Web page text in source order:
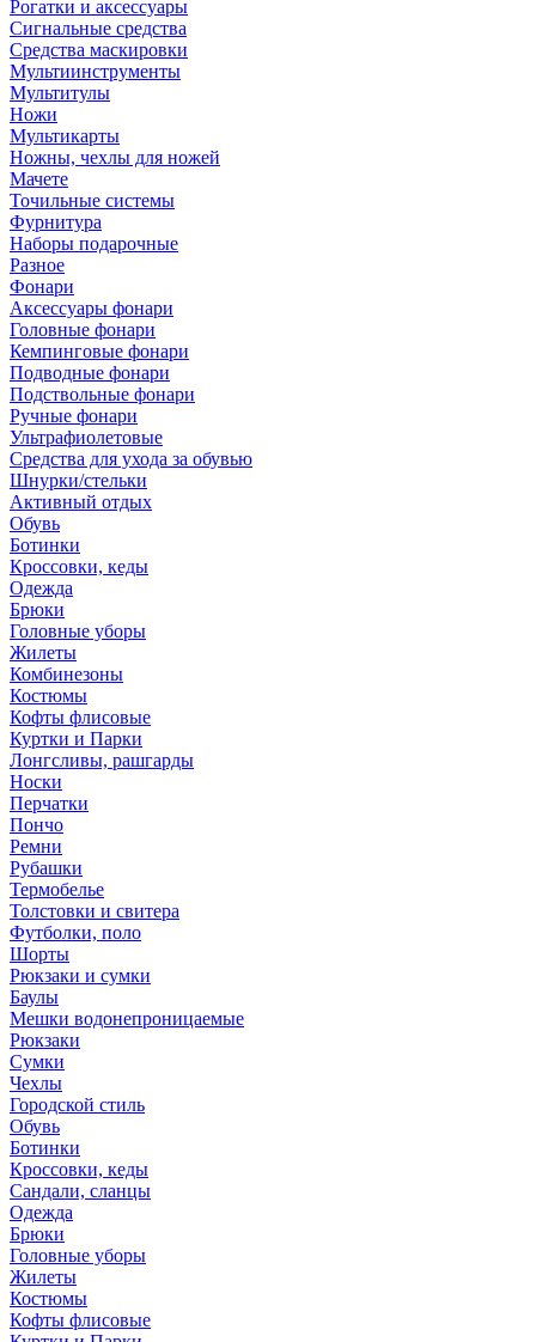
Рогатки и аксессуары
Сигнальные средства
Средства маскировки
Мультиинструменты
Мультитулы
Ножи
Мультикарты
Ножны, чехлы для ножей
Мачете
Точильные системы
Фурнитура
Наборы подарочные
Разное
Фонари
Аксессуары фонари
Головные фонари
Кемпинговые фонари
Подводные фонари
Подствольные фонари
Ручные фонари
Ультрафиолетовые
Средства для ухода за обувью
Шнурки/стельки
Активный отдых
Обувь
Ботинки
Кроссовки, кеды
Одежда
Брюки
Головные уборы
Жилеты
Комбинезоны
Костюмы
Кофты флисовые
Куртки и Парки
Лонгсливы, рашгарды
Носки
Перчатки
Пончо
Ремни
Рубашки
Термобелье
Толстовки и свитера
Футболки, поло
Шорты
Рюкзаки и сумки
Баулы
Мешки водонепроницаемые
Рюкзаки
Сумки
Чехлы
Городской стиль
Обувь
Ботинки
Кроссовки, кеды
Сандали, сланцы
Одежда
Брюки
Головные уборы
Жилеты
Костюмы
Кофты флисовые